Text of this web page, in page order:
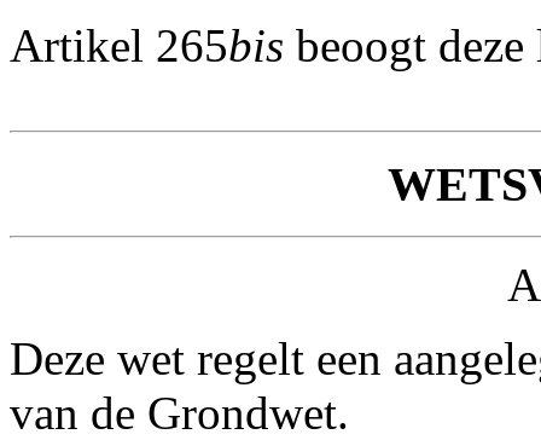
Artikel 265bis beoogt
Deze wet regelt een
van de Grondwet.